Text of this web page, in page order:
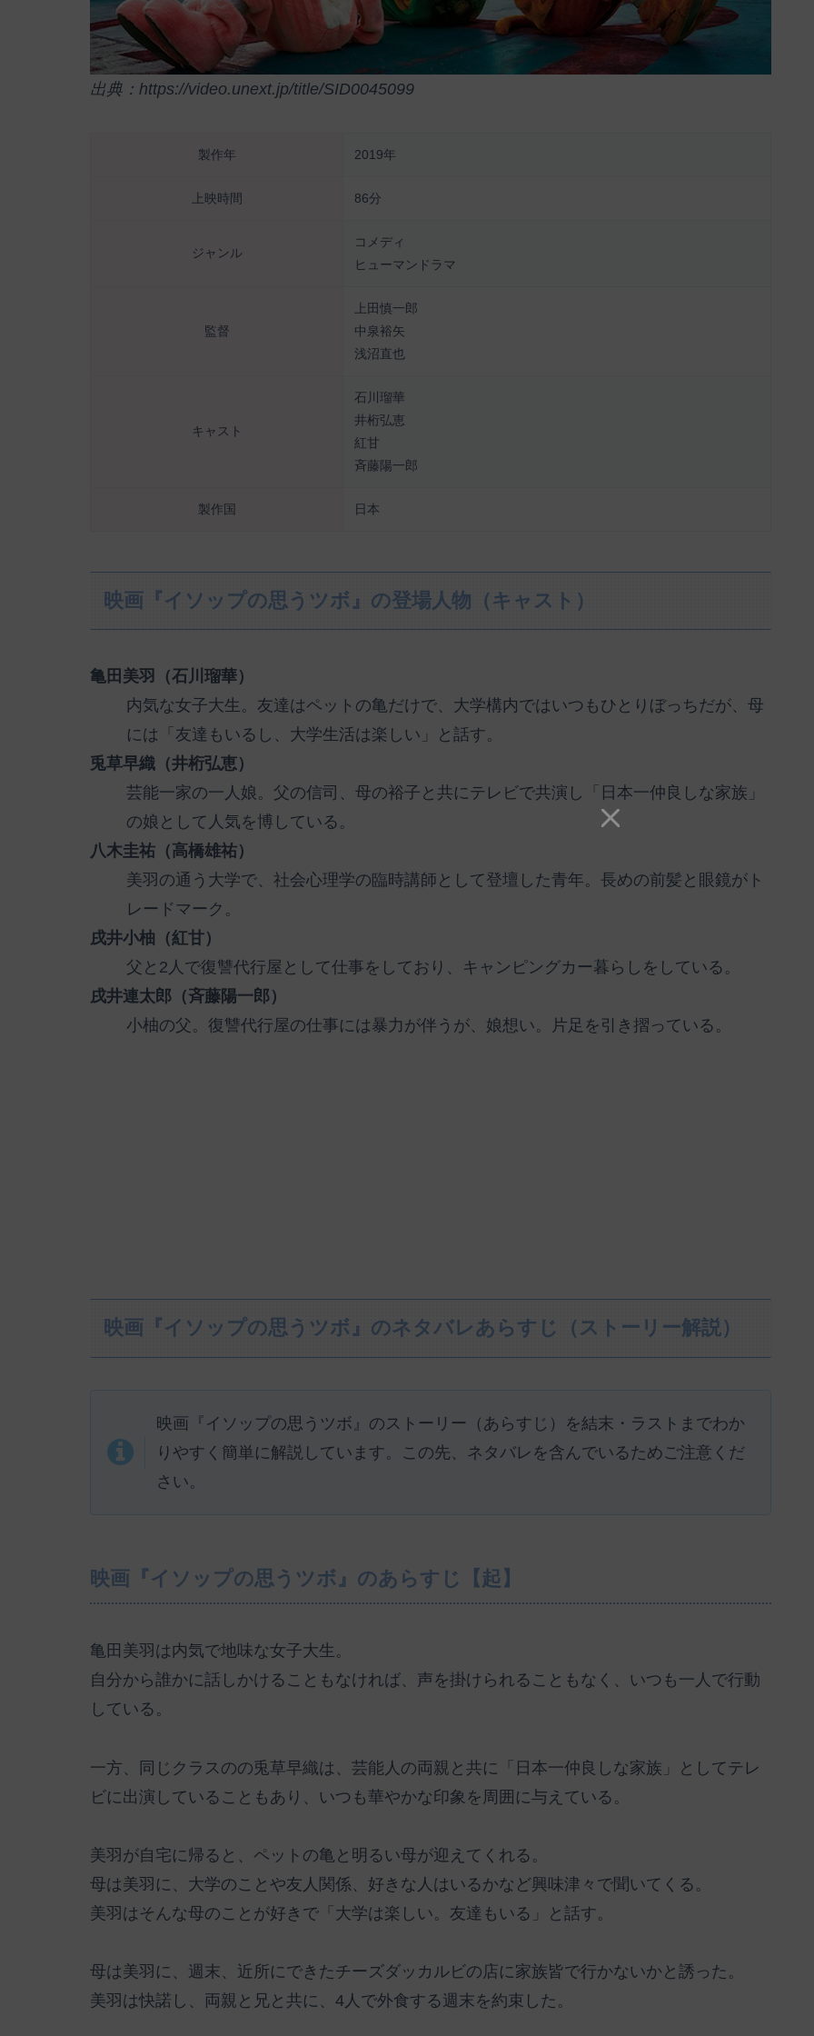
出典：https://video.unext.jp/title/SID0045099
製作年 2019年
上映時間 86分
ジャンル
コメディ
ヒューマンドラマ
監督
上田慎一郎
中泉裕矢
浅沼直也
キャスト
石川瑠華
井桁弘恵
紅甘
斉藤陽一郎
製作国 日本
映画『イソップの思うツボ』の登場人物（キャスト）
亀田美羽（石川瑠華）
内気な女子大生。友達はペットの亀だけで、大学構内ではいつもひとりぼっちだが、母
には「友達もいるし、大学生活は楽しい」と話す。
兎草早織（井桁弘恵）
芸能一家の一人娘。父の信司、母の裕子と共にテレビで共演し「日本一仲良しな家族」
の娘として人気を博している。
八木圭祐（高橋雄祐）
美羽の通う大学で、社会心理学の臨時講師として登壇した青年。長めの前髪と眼鏡がト
レードマーク。
戌井小柚（紅甘）
父と2人で復讐代行屋として仕事をしており、キャンピングカー暮らしをしている。
戌井連太郎（斉藤陽一郎）
小柚の父。復讐代行屋の仕事には暴力が伴うが、娘想い。片足を引き摺っている。
映画『イソップの思うツボ』のネタバレあらすじ（ストーリー解説）
映画『イソップの思うツボ』のストーリー（あらすじ）を結末・ラストまでわか
りやすく簡単に解説しています。この先、ネタバレを含んでいるためご注意くだ
さい。
映画『イソップの思うツボ』のあらすじ【起】
亀田美羽は内気で地味な女子大生。
自分から誰かに話しかけることもなければ、声を掛けられることもなく、いつも一人で行動
している。
一方、同じクラスのの兎草早織は、芸能人の両親と共に「日本一仲良しな家族」としてテレ
ビに出演していることもあり、いつも華やかな印象を周囲に与えている。
美羽が自宅に帰ると、ペットの亀と明るい母が迎えてくれる。
母は美羽に、大学のことや友人関係、好きな人はいるかなど興味津々で聞いてくる。
美羽はそんな母のことが好きで「大学は楽しい。友達もいる」と話す。
母は美羽に、週末、近所にできたチーズダッカルビの店に家族皆で行かないかと誘った。
美羽は快諾し、両親と兄と共に、4人で外食する週末を約束した。